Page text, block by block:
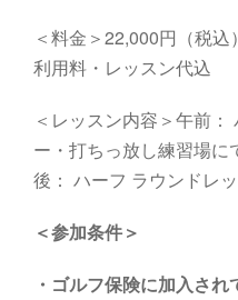
＜料金＞22,000円（税
利用料・レッスン代込
＜レッスン内容＞午前
ー・打ちっ放し練習場
後： ハーフ ラウンドレ
＜参加条件＞
・ ゴルフ保険に加入さ